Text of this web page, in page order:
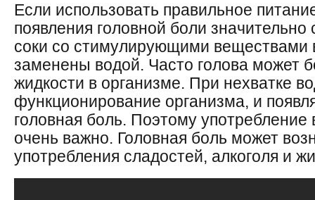
Если использовать правильное
появления головной боли значительно
соки со стимулирующими веществами
заменены водой. Часто голова может
жидкости в организме. При нехватке
функционирование организма, и
головная боль. Поэтому употребление
очень важно. Головная боль может
употребления сладостей, алкоголя и